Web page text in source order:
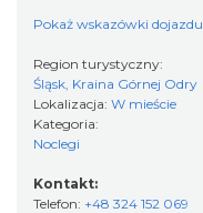
Pokaż wskazówki dojazdu
Region turystyczny:
Śląsk, Kraina Górnej Odry
Lokalizacja: W mieście
Kategoria:
Noclegi
Kontakt:
Telefon: +48 324 152 069